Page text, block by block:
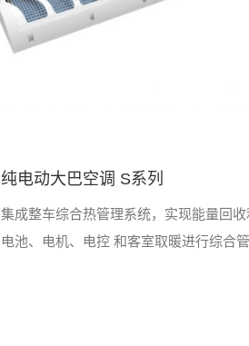
纯电动大巴空调 S系列
集成整车综合热管理系统，实现能量回
电池、电机、电控 和客室取暖进行综合管